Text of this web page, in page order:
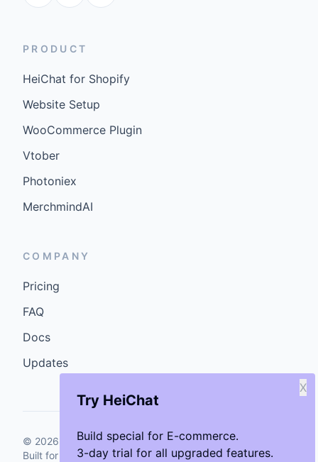
Try HeiChat
Build special for E-commerce.
3-day trial for all upgraded features.
X
PRODUCT
HeiChat for Shopify
Website Setup
WooCommerce Plugin
Vtober
Photoniex
MerchmindAI
COMPANY
Pricing
FAQ
Docs
Updates
© 2026 GenCybers Inc. All rights reserved.
Built for storefronts that want faster answers and cleaner